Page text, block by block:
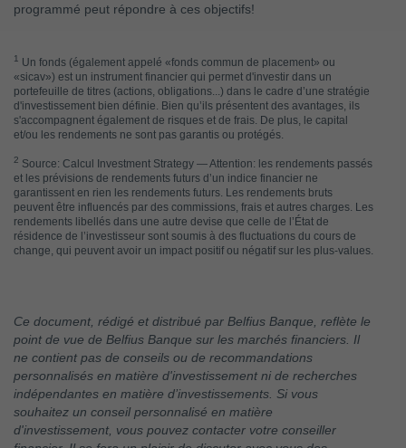
programmé peut répondre à ces objectifs!
1 Un fonds (également appelé «fonds commun de placement» ou
«sicav») est un instrument financier qui permet d'investir dans un
portefeuille de titres (actions, obligations...) dans le cadre d’une stratégie
d'investissement bien définie. Bien qu’ils présentent des avantages, ils
s'accompagnent également de risques et de frais. De plus, le capital
et/ou les rendements ne sont pas garantis ou protégés.
2 Source: Calcul Investment Strategy — Attention: les rendements passés
et les prévisions de rendements futurs d’un indice financier ne
garantissent en rien les rendements futurs. Les rendements bruts
peuvent être influencés par des commissions, frais et autres charges. Les
rendements libellés dans une autre devise que celle de l’État de
résidence de l’investisseur sont soumis à des fluctuations du cours de
change, qui peuvent avoir un impact positif ou négatif sur les plus-values.
Ce document, rédigé et distribué par Belfius Banque, reflète le
point de vue de Belfius Banque sur les marchés financiers. Il
ne contient pas de conseils ou de recommandations
personnalisés en matière d'investissement ni de recherches
indépendantes en matière d’investissements. Si vous
souhaitez un conseil personnalisé en matière
d'investissement, vous pouvez contacter votre conseiller